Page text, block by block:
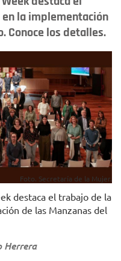
la implementación
Conoce los detalles.
Foto. Secretaría de la Mujer.
destaca el trabajo de la
de las Manzanas del
Herrera